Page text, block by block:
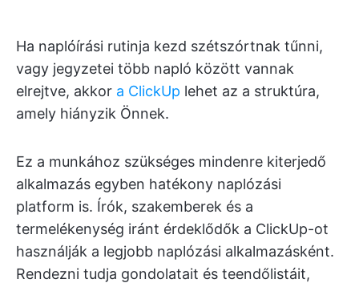
Ha naplóírási rutinja kezd szétszórtnak tűnni,
vagy jegyzetei több napló között vannak
elrejtve, akkor a ClickUp lehet az a struktúra,
amely hiányzik Önnek.
Ez a munkához szükséges mindenre kiterjedő
alkalmazás egyben hatékony naplózási
platform is. Írók, szakemberek és a
termelékenység iránt érdeklődők a ClickUp-ot
használják a legjobb naplózási alkalmazásként.
Rendezni tudja gondolatait és teendőlistáit,